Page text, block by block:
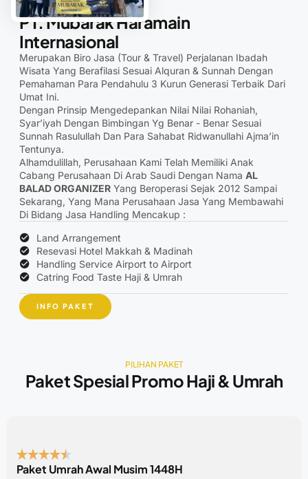
TENTANG KAMI
PT. Mubarak Haramain
Internasional
Merupakan Biro Jasa (Tour & Travel) Perjalanan Ibadah
Wisata Yang Berafilasi Sesuai Alquran & Sunnah Dengan
Pemahaman Para Pendahulu 3 Kurun Generasi Terbaik Dari
Umat Ini.
Dengan Prinsip Mengedepankan Nilai Nilai Rohaniah,
Syar’iyah Dengan Bimbingan Yg Benar - Benar Sesuai
Sunnah Rasulullah Dan Para Sahabat Ridwanullahi Ajma’in
Tentunya.
Alhamdulillah, Perusahaan Kami Telah Memiliki Anak
Cabang Perusahaan Di Arab Saudi Dengan Nama AL
BALAD ORGANIZER Yang Beroperasi Sejak 2012 Sampai
Sekarang, Yang Mana Perusahaan Jasa Yang Membawahi
Di Bidang Jasa Handling Mencakup :
Land Arrangement
Resevasi Hotel Makkah & Madinah
⁠Handling Service Airport to Airport
⁠Catring Food Taste Haji & Umrah
INFO PAKET
PILIHAN PAKET
Paket Spesial Promo Haji & Umrah
Paket Umrah Awal Musim 1448H